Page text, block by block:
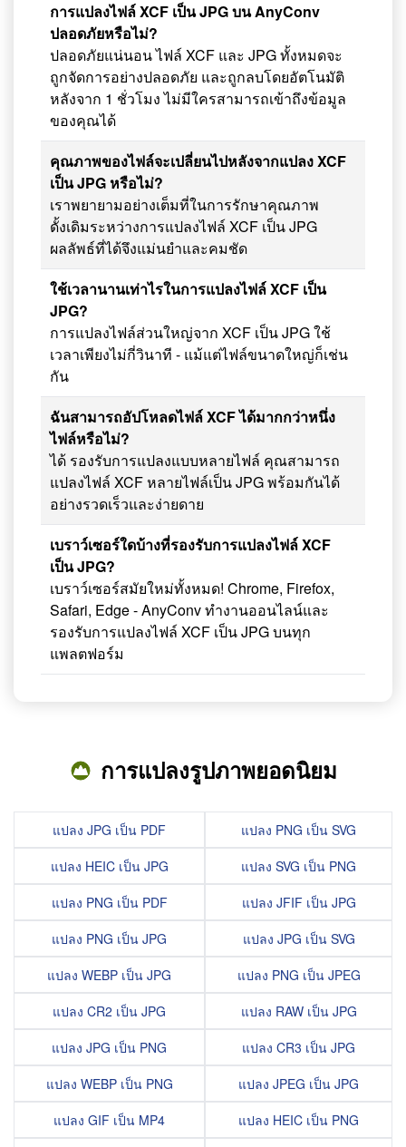
การแปลงไฟล์ XCF เป็น JPG บน AnyConv
ปลอดภัยหรือไม่?
ปลอดภัยแน่นอน ไฟล์ XCF และ JPG ทั้งหมดจะ
ถูกจัดการอย่างปลอดภัย และถูกลบโดยอัตโนมัติ
หลังจาก 1 ชั่วโมง ไม่มีใครสามารถเข้าถึงข้อมูล
ของคุณได้
คุณภาพของไฟล์จะเปลี่ยนไปหลังจากแปลง XCF
เป็น JPG หรือไม่?
เราพยายามอย่างเต็มที่ในการรักษาคุณภาพ
ดั้งเดิมระหว่างการแปลงไฟล์ XCF เป็น JPG
ผลลัพธ์ที่ได้จึงแม่นยำและคมชัด
ใช้เวลานานเท่าไรในการแปลงไฟล์ XCF เป็น
JPG?
การแปลงไฟล์ส่วนใหญ่จาก XCF เป็น JPG ใช้
เวลาเพียงไม่กี่วินาที - แม้แต่ไฟล์ขนาดใหญ่ก็เช่น
กัน
ฉันสามารถอัปโหลดไฟล์ XCF ได้มากกว่าหนึ่ง
ไฟล์หรือไม่?
ได้ รองรับการแปลงแบบหลายไฟล์ คุณสามารถ
แปลงไฟล์ XCF หลายไฟล์เป็น JPG พร้อมกันได้
อย่างรวดเร็วและง่ายดาย
เบราว์เซอร์ใดบ้างที่รองรับการแปลงไฟล์ XCF
เป็น JPG?
เบราว์เซอร์สมัยใหม่ทั้งหมด! Chrome, Firefox,
Safari, Edge - AnyConv ทำงานออนไลน์และ
รองรับการแปลงไฟล์ XCF เป็น JPG บนทุก
แพลตฟอร์ม
การแปลงรูปภาพยอดนิยม
แปลง JPG เป็น PDF
แปลง HEIC เป็น JPG
แปลง PNG เป็น PDF
แปลง PNG เป็น JPG
แปลง WEBP เป็น JPG
แปลง CR2 เป็น JPG
แปลง JPG เป็น PNG
แปลง WEBP เป็น PNG
แปลง GIF เป็น MP4
แปลง PNG เป็น SVG
แปลง SVG เป็น PNG
แปลง JFIF เป็น JPG
แปลง JPG เป็น SVG
แปลง PNG เป็น JPEG
แปลง RAW เป็น JPG
แปลง CR3 เป็น JPG
แปลง JPEG เป็น JPG
แปลง HEIC เป็น PNG